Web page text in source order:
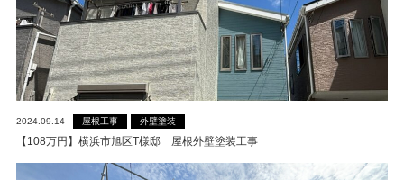
2024.09.14 屋根工事 外壁塗装
【108万円】横浜市旭区T様邸 屋根外壁塗装工事